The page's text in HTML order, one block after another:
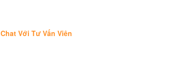
Chat Với Tư Vấn Viên